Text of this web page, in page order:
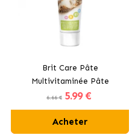
Brit Care Pâte
Multivitaminée Pâte
Fonctionnelle pour Chats
6.66 € 5.99 €
Acheter